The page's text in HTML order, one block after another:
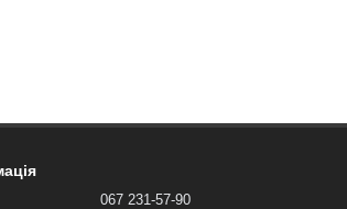
067 231-57-90